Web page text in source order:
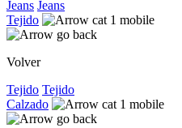
Jeans Jeans
Tejido
Volver
Tejido Tejido
Calzado